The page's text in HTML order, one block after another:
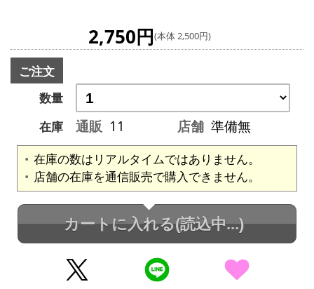
2,750円(本体 2,500円)
ご注文
数量
在庫
通販 11 店舗 準備無
在庫の数はリアルタイムではありません。
店舗の在庫を通信販売で購入できません。
カートに入れる(読込中...)